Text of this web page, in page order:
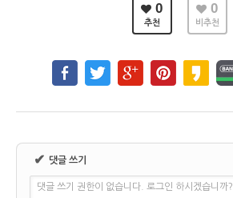
0
추천
0
비추천
✔ 댓글 쓰기
댓글 쓰기 권한이 없습니다. 로그인 하시겠습니까?